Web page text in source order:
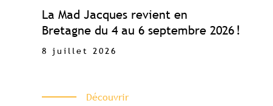
La Mad Jacques revient en
Bretagne du 4 au 6 septembre 2026 !
8 juillet 2026
Découvrir